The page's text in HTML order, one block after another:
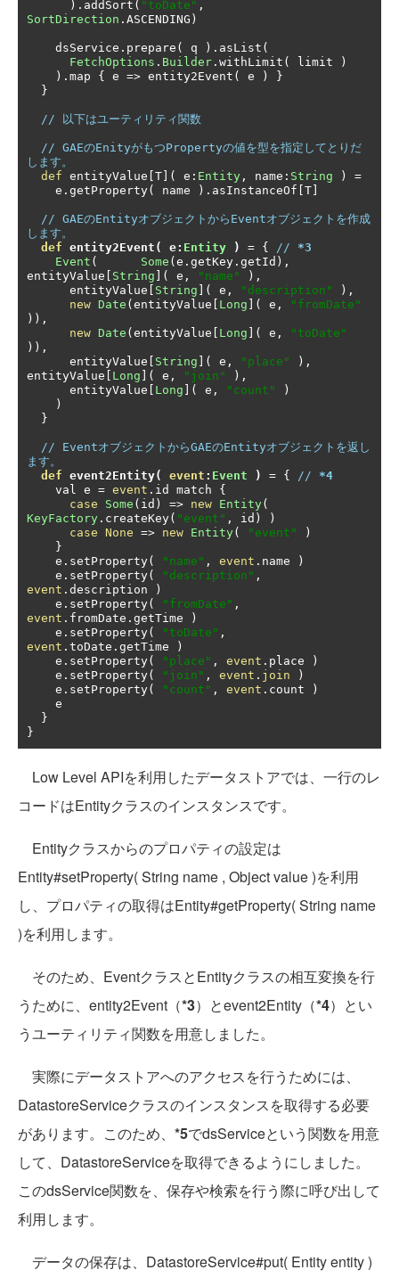
). addSort ( "toDate" ,
SortDirection . ASCENDING )
    dsService
. prepare ( q ). asList (
FetchOptions . Builder . withLimit ( limit
)
). map { e => entity2Event ( e )
}
}
// 以下はユーティリティ関数
// GAEのEnityがもつPropertyの値を型を指定してとりだ
します。
def entityValue T ]( e : Entity , name : String )
=
    e
. getProperty( name ). asInstanceOf T
// GAEのEntityオブジェクトからEventオブジェクトを作成
します。
def entity2Event ( e: Entity ) = { // *3
Event ( Some ( e . getKey . getId ),
entityValue
String ]( e , "name"
),
      entityValue
String ]( e , "description"
),
new Date ( entityValue Long ]( e ,
"fromDate"
)),
new Date ( entityValue Long ]( e ,
"toDate"
)),
      entityValue
String ]( e , "place"
),
entityValue
Long ]( e , "join"
),
      entityValue
Long ]( e , "count"
)
)
}
// EventオブジェクトからGAEのEntityオブジェクトを返し
ます。
def event2Entity( event : Event ) = { // *4
    val e
= event . id match {
case
Some ( id ) => new Entity(
KeyFactory . createKey( "event" , id )
)
case
None => new Entity( "event"
)
}
    e
. setProperty( "name" , event . name
)
    e
. setProperty( "description" ,
event . description
)
    e
. setProperty( "fromDate" ,
event . fromDate . getTime
)
    e
. setProperty( "toDate" ,
event . toDate . getTime
)
    e
. setProperty( "place" , event . place
)
    e
. setProperty( "join" , event . join
)
    e
. setProperty( "count" , event . count
)
}
}
Low Level APIを利用したデータストアでは、一行のレ
コードはEntityクラスのインスタンスです。
Entityクラスからのプロパティの設定は
Entity#setProperty( String name , Object value )を利用
し、プロパティの取得はEntity#getProperty( String name
)を利用します。
そのため、EventクラスとEntityクラスの相互変換を行
うために、entity2Event（*3）とevent2Entity（*4）とい
うユーティリティ関数を用意しました。
実際にデータストアへのアクセスを行うためには、
DatastoreServiceクラスのインスタンスを取得する必要
があります。このため、 *5でdsServiceという関数を用意
して、DatastoreServiceを取得できるようにしました。
このdsService関数を、保存や検索を行う際に呼び出して
利用します。
データの保存は、DatastoreService#put( Entity entity )